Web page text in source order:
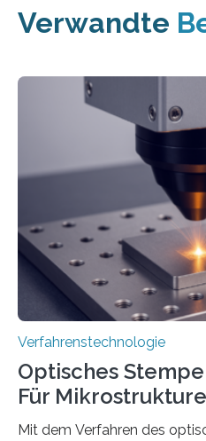
Verwandte
Verfahrenstechnologie
Optisches
Für
Mit dem Verfahren des